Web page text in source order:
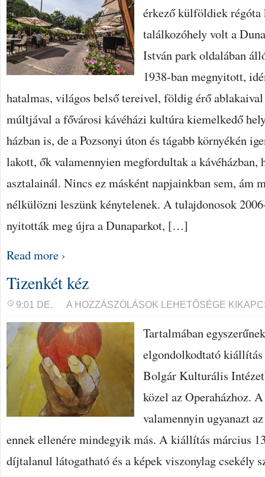
érkező külföldiek régóta
találkozóhely volt a
István park oldalában
1938-ban megnyitott,
hatalmas, világos belső tereivel, földig érő
múltjával a fővárosi kávéházi kultúra kiemelkedő
házban is, de a Pozsonyi úton és tágabb környékén
lakott, ők valamennyien megfordultak a kávéházban,
asztalainál. Nincs ez másként napjainkban sem, ám
nélkülözni leszünk kénytelenek. A tulajdonosok
nyitották meg újra a Dunaparkot, […]
Read more ›
Tizenkét kéz
9:01 DE.
TIZENKÉT
A HOZZÁSZÓLÁSOK LEHETŐSÉGE
Tartalmában
elgondolkodtató
Bolgár Kulturális
közel az Operaházhoz.
valamennyin ugyanazt
ennek ellenére mindegyik más. A kiállítás március
díjtalanul látogatható és a képek viszonylag csekély